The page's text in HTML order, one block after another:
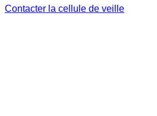
Contacter la cellule de veille